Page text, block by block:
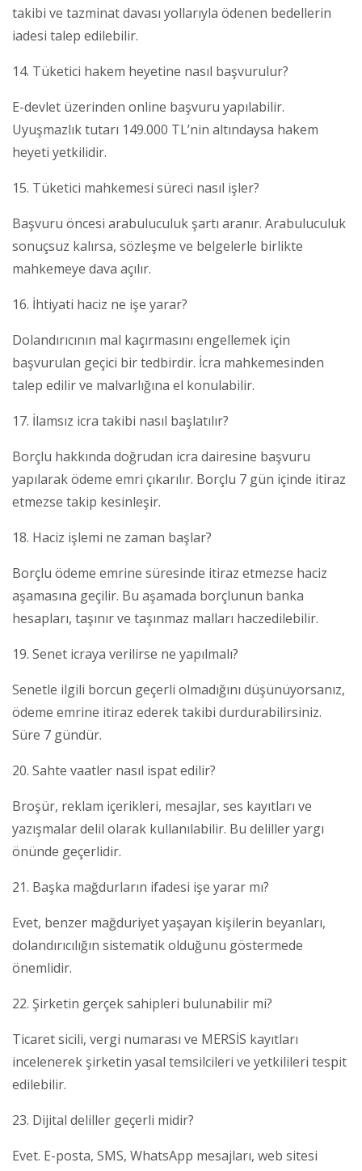
takibi ve tazminat davası yollarıyla ödenen bedellerin
iadesi talep edilebilir.
14. Tüketici hakem heyetine nasıl başvurulur?
E-devlet üzerinden online başvuru yapılabilir.
Uyuşmazlık tutarı 149.000 TL’nin altındaysa hakem
heyeti yetkilidir.
15. Tüketici mahkemesi süreci nasıl işler?
Başvuru öncesi arabuluculuk şartı aranır. Arabuluculuk
sonuçsuz kalırsa, sözleşme ve belgelerle birlikte
mahkemeye dava açılır.
16. İhtiyati haciz ne işe yarar?
Dolandırıcının mal kaçırmasını engellemek için
başvurulan geçici bir tedbirdir. İcra mahkemesinden
talep edilir ve malvarlığına el konulabilir.
17. İlamsız icra takibi nasıl başlatılır?
Borçlu hakkında doğrudan icra dairesine başvuru
yapılarak ödeme emri çıkarılır. Borçlu 7 gün içinde itiraz
etmezse takip kesinleşir.
18. Haciz işlemi ne zaman başlar?
Borçlu ödeme emrine süresinde itiraz etmezse haciz
aşamasına geçilir. Bu aşamada borçlunun banka
hesapları, taşınır ve taşınmaz malları haczedilebilir.
19. Senet icraya verilirse ne yapılmalı?
Senetle ilgili borcun geçerli olmadığını düşünüyorsanız,
ödeme emrine itiraz ederek takibi durdurabilirsiniz.
Süre 7 gündür.
20. Sahte vaatler nasıl ispat edilir?
Broşür, reklam içerikleri, mesajlar, ses kayıtları ve
yazışmalar delil olarak kullanılabilir. Bu deliller yargı
önünde geçerlidir.
21. Başka mağdurların ifadesi işe yarar mı?
Evet, benzer mağduriyet yaşayan kişilerin beyanları,
dolandırıcılığın sistematik olduğunu göstermede
önemlidir.
22. Şirketin gerçek sahipleri bulunabilir mi?
Ticaret sicili, vergi numarası ve MERSİS kayıtları
incelenerek şirketin yasal temsilcileri ve yetkilileri tespit
edilebilir.
23. Dijital deliller geçerli midir?
Evet. E-posta, SMS, WhatsApp mesajları, web sitesi